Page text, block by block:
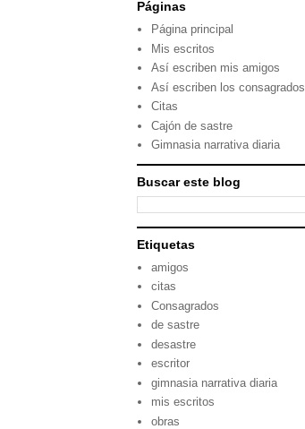
Páginas
Página principal
Mis escritos
Así escriben mis amigos
Así escriben los consagrados
Citas
Cajón de sastre
Gimnasia narrativa diaria
Buscar este blog
Etiquetas
amigos
citas
Consagrados
de sastre
desastre
escritor
gimnasia narrativa diaria
mis escritos
obras